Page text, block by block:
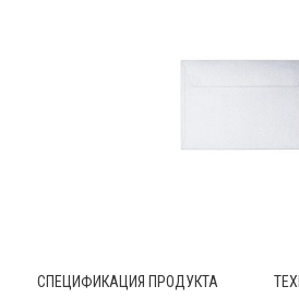
СПЕЦИФИКАЦИЯ ПРОДУКТА